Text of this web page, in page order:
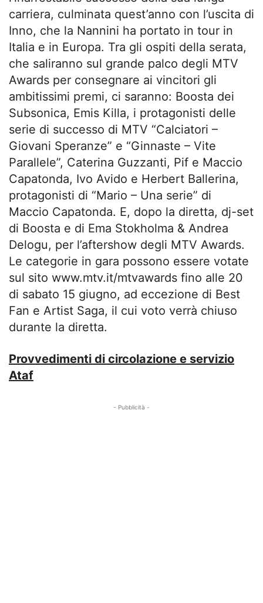
carriera, culminata quest’anno con l’uscita di
Inno, che la Nannini ha portato in tour in
Italia e in Europa. Tra gli ospiti della serata,
che saliranno sul grande palco degli MTV
Awards per consegnare ai vincitori gli
ambitissimi premi, ci saranno: Boosta dei
Subsonica, Emis Killa, i protagonisti delle
serie di successo di MTV “Calciatori –
Giovani Speranze” e “Ginnaste – Vite
Parallele”, Caterina Guzzanti, Pif e Maccio
Capatonda, Ivo Avido e Herbert Ballerina,
protagonisti di “Mario – Una serie” di
Maccio Capatonda. E, dopo la diretta, dj-set
di Boosta e di Ema Stokholma & Andrea
Delogu, per l’aftershow degli MTV Awards.
Le categorie in gara possono essere votate
sul sito www.mtv.it/mtvawards fino alle 20
di sabato 15 giugno, ad eccezione di Best
Fan e Artist Saga, il cui voto verrà chiuso
durante la diretta.
Provvedimenti di circolazione e servizio
Ataf
- Pubblicità -